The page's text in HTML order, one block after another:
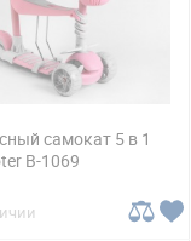
самокат 5 в 1
B-1069